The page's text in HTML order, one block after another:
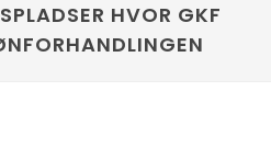
HVOR GKF